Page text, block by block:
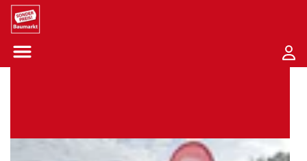
Sounder Preis Logo